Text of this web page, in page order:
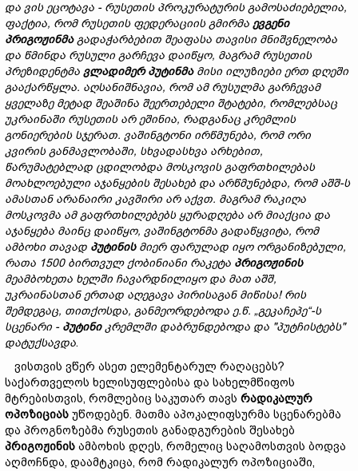
და ვის ეცოტავა - რუსეთის პროკურატურის გამოსაძიებელია,
ფაქტია, რომ რუსეთის ფედერაციის გმირმა ევგენი
პრიგოჟინმა გადაჭარბებით შეაფასა თავისი მნიშვნელობა
და წმინდა რუსული გარჩევა დაიწყო, მაგრამ რუსეთის
პრეზიდენტმა ვლადიმერპუტინმა მისი ილუზიები ერთ დღეში
გააქარწყლა. აღსანიშნავია, რომ ამ რუსულმა გარჩევამ
ყველაზე მეტად შეაშინა შეერთებელი შტატები, რომლებსაც
უკრაინაში რუსეთის არ ეშინია, რადგანაც კრემლის
გონიერების სჯერათ. ვაშინგტონი ირწმუნება, რომ ორი
კვირის განმავლობაში, სხვადასხვა არხებით,
წარუმატებლად ცდილობდა მოსკოვის გაფრთხილებას
მოახლოებული აჯანყების შესახებ და არწმუნებდა, რომ აშშ-ს
ამასთან არანაირი კავშირი არ აქვთ. მაგრამრაკიღა
მოსკოვმა ამ გაფრთხილებებს ყურადღება არ მიაქცია და
აჯანყება მაინც დაიწყო, ვაშინგტონმა გადაწყვიტა, რომ
ამბოხი თავად პუტინის მიერ ფარულად იყო ორგანიზებული,
რათა 1500 ბირთვულ ქობინიანი რაკეტა პრიგოჟინის
მეამბოხეთა ხელში ჩავარდნილიყო და მათ აშშ,
უკრაინასთან ერთად აღეგავა პირისაგან მიწისა!რის
შემდეგაც, თითქოსდა, განმეორდებოდა ე.წ. „გეკაჩეპე“-ს
სცენარი - პუტინი კრემლში დაბრუნდებოდა და "პუტჩისტებს"
დატუქსავდა.
ვისთვის ვწერ ასეთ ელემენტარულ რაღაცებს?
საქართველოს ხელისუფლებისა და სახელმწიფოს
მტრებისთვის, რომლებიც საკუთარ თავს რადიკალურ
ოპოზიციას უწოდებენ. მათმა აპოკალიფსურმა სცენარებმა
და პროგნოზებმა რუსეთის განადგურების შესახებ
პრიგოჟინის ამბოხის დღეს, რომელიც საღამოსთვის ბოდვა
აღმოჩნდა, დაამტკიცა, რომ რადიკალურ ოპოზიციაში,